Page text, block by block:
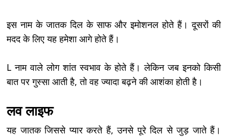
इस नाम के जातक दिल के साफ और इमोशनल होते हैं। दूसरों की
मदद के लिए यह हमेशा आगे होते हैं।
L नाम वाले लोग शांत स्वभाव के होते हैं। लेकिन जब इनको किसी
बात पर गुस्सा आती है, तो वह ज्यादा बढ़ने की आशंका होती है।
लव लाइफ
यह जातक जिससे प्यार करते हैं, उनसे पूरे दिल से जुड़ जाते हैं।